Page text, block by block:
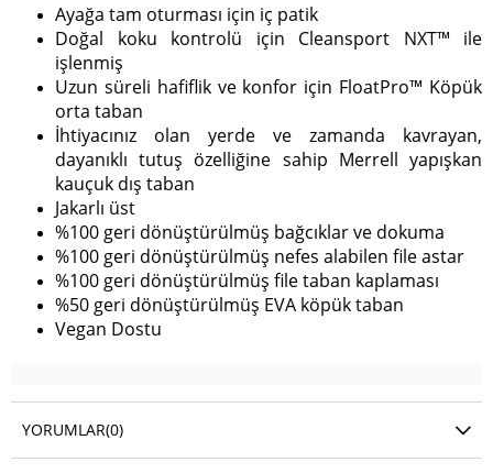
Ayağa tam oturması için iç patik
Doğal koku kontrolü için Cleansport NXT™ ile
işlenmiş
Uzun süreli hafiflik ve konfor için FloatPro™ Köpük
orta taban
İhtiyacınız olan yerde ve zamanda kavrayan,
dayanıklı tutuş özelliğine sahip Merrell yapışkan
kauçuk dış taban
Jakarlı üst
%100 geri dönüştürülmüş bağcıklar ve dokuma
%100 geri dönüştürülmüş nefes alabilen file astar
%100 geri dönüştürülmüş file taban kaplaması
%50 geri dönüştürülmüş EVA köpük taban
Vegan Dostu
YORUMLAR(0)